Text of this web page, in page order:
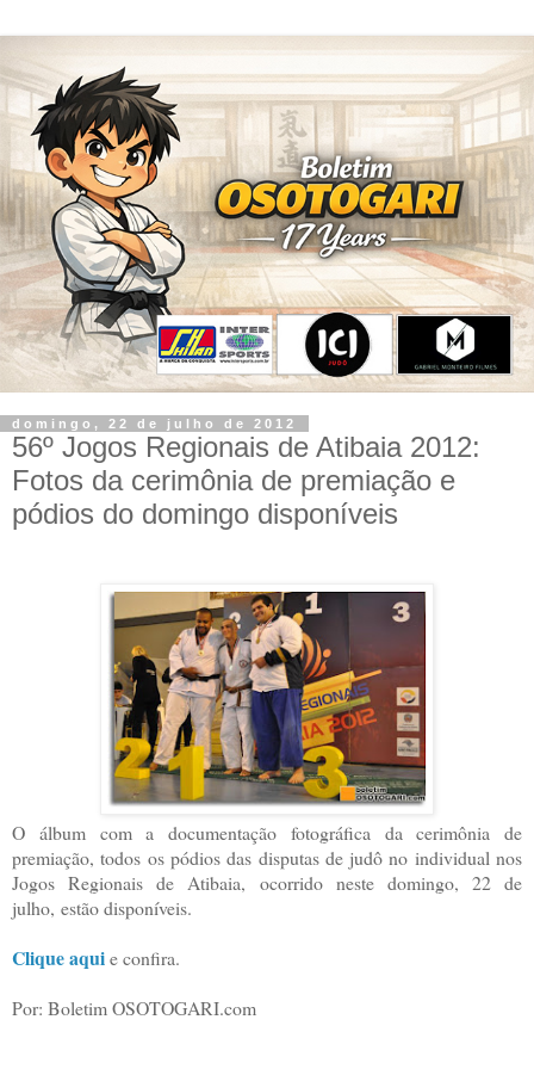
domingo, 22 de julho de 2012
56º Jogos Regionais de Atibaia 2012:
Fotos da cerimônia de premiação e
pódios do domingo disponíveis
O álbum com a documentação fotográfica da cerimônia de
premiação, todos os pódios das disputas de judô no individual nos
Jogos Regionais de Atibaia, ocorrido neste domingo, 22 de
julho, estão disponíveis.
Clique aquie confira.
Por: Boletim OSOTOGARI.com